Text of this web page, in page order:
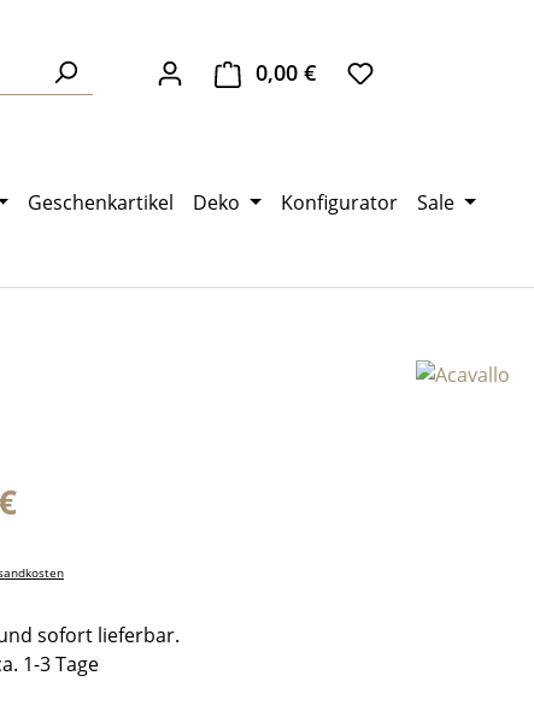
0,00 €Warenkorb enthält 0
Geschenkartikel Deko Konfigurator Sale
sofort lieferbar.
1-3 Tage